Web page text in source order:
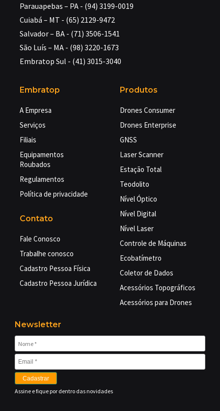
Parauapebas – PA - (94) 3199-0019
Cuiabá – MT - (65) 2129-9472
Salvador – BA - (71) 3506-1541
São Luís – MA - (98) 3220-1673
Embratop Sul - (41) 3015-3040
Embratop
A Empresa
Serviços
Filiais
Equipamentos
Roubados
Regulamentos
Política de privacidade
Contato
Fale Conosco
Trabalhe conosco
Cadastro Pessoa Física
Cadastro Pessoa Jurídica
Produtos
Drones Consumer
Drones Enterprise
GNSS
Laser Scanner
Estação Total
Teodolito
Nível Óptico
Nível Digital
Nível Laser
Controle de Máquinas
Ecobatímetro
Coletor de Dados
Acessórios Topográficos
Acessórios para Drones
Newsletter
Cadastrar
Assine e fique por dentro das novidades